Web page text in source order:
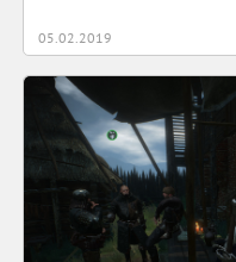
05.02.2019